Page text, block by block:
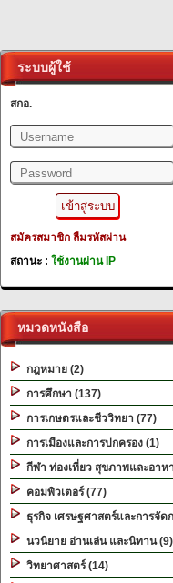
ระบบผู้ใช้
สกอ.
สมัครสมาชิก ลืมรหัสผ่าน
สถานะ : ใช้งานผ่าน IP
หมวดหนังสือ
กฎหมาย (2)
การศึกษา (137)
การเกษตรและชีววิทยา (77)
การเมืองและการปกครอง (1)
กีฬา ท่องเที่ยว สุขภาพและอาห
คอมพิวเตอร์ (77)
ธุรกิจ เศรษฐศาสตร์และการจัด
นวนิยาย อ่านเล่น และนิทาน (9)
วิทยาศาสตร์ (14)